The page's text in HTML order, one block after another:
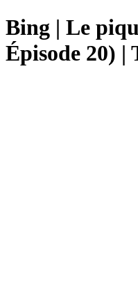
Bing | Le
Épisode 20) |